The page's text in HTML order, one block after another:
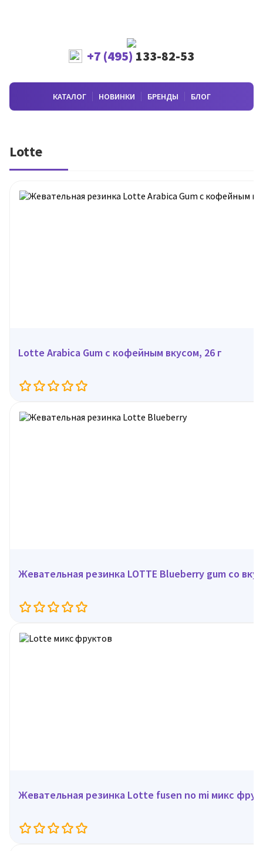
+7 (495) 133-82-53
КАТАЛОГ НОВИНКИ БРЕНДЫ БЛОГ
Lotte
Lotte Arabica Gum с кофейным вкусом, 26 г
Жевательная резинка LOTTE Blueberry gum со
Жевательная резинка Lotte